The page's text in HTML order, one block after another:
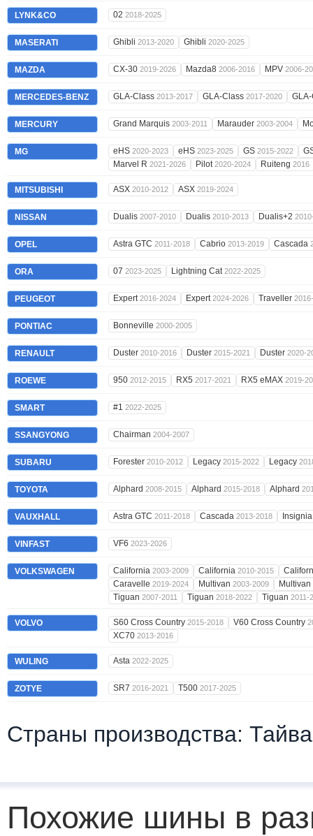
LYNK&CO 02 2018-2025
MASERATI Ghibli 2013-2020 Ghibli 2020-2025
MAZDA CX-30 2019-2026 Mazda8 2006-2016 MPV 2006-
MERCEDES-BENZ GLA-Class 2013-2017 GLA-Class 2017-2020
MERCURY Grand Marquis 2003-2011 Marauder 2003-2004
MG eHS 2020-2023 eHS 2023-2025 GS 2015-2022
Marvel R 2021-2026 Pilot2020-2024 Ruiteng 2016
MITSUBISHI ASX 2010-2012 ASX 2019-2024
NISSAN Dualis 2007-2010 Dualis 2010-2013 Dualis+2
OPEL Astra GTC 2011-2018 Cabrio 2013-2019 Cascada
ORA 07 2023-2025 Lightning Cat2022-2025
PEUGEOT Expert2016-2024 Expert2024-2026 Traveller
PONTIAC Bonneville 2000-2005
RENAULT Duster 2010-2016 Duster 2015-2021 Duster 2020-
ROEWE 950 2012-2015 RX5 2017-2021 RX5 eMAX 2019-
SMART #1 2022-2025
SSANGYONG Chairman 2004-2007
SUBARU Forester 2010-2012 Legacy 2015-2022 Legacy
TOYOTA Alphard 2008-2015 Alphard 2015-2018 Alphard
VAUXHALL Astra GTC 2011-2018 Cascada 2013-2018
VINFAST VF6 2023-2026
VOLKSWAGEN California 2003-2009 California 2010-2015
Caravelle 2019-2024 Multivan 2003-2009
Multivan
Tiguan 2007-2011 Tiguan 2018-2022 Tiguan 2011-
VOLVO S60 Cross Country 2015-2018 V60 Cross Country
XC70 2013-2016
WULING Asta 2022-2025
ZOTYE SR7 2016-2021 T500 2017-2025
Страны производства:
Похожие шины в